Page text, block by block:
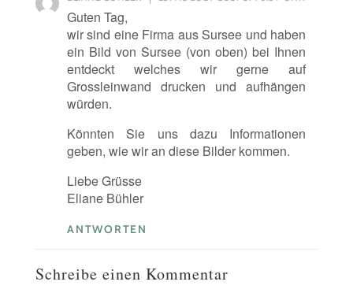
Guten Tag,
wir sind eine Firma aus Sursee und haben
ein Bild von Sursee (von oben) bei Ihnen
entdeckt welches wir gerne auf
Grossleinwand drucken und aufhängen
würden.
Könnten Sie uns dazu Informationen
geben, wie wir an diese Bilder kommen.
Liebe Grüsse
Eliane Bühler
ANTWORTEN
Schreibe einen Kommentar